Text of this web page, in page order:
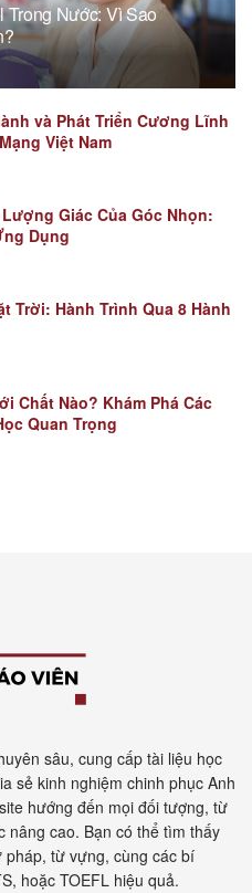
Trong Nước: Vì Sao
và Phát Triển Cương Lĩnh
Việt Nam
Giác Của Góc Nhọn:
Dụng
Trời: Hành Trình Qua 8 Hành
Chất Nào? Khám Phá Các
Quan Trọng
sâu, cung cấp tài liệu học
sẻ kinh nghiệm chinh phục Anh
hướng đến mọi đối tượng, từ
nâng cao. Bạn có thể tìm thấy
từ vựng, cùng các bí
hoặc TOEFL hiệu quả.